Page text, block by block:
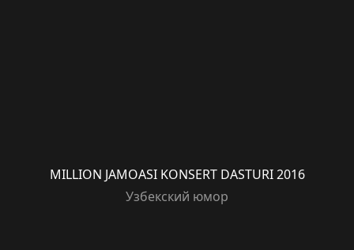
MILLION JAMOASI KONSERT DASTURI 2016
Узбекский юмор